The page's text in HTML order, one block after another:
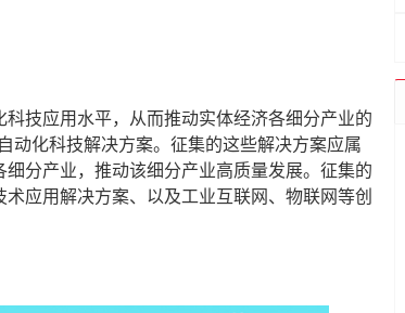
技应用水平，从而推动实体经济各细分产业的
动化科技解决方案。征集的这些解决方案应属
分产业，推动该细分产业高质量发展。征集的
应用解决方案、以及工业互联网、物联网等创